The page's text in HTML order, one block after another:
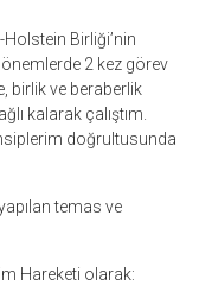
Birliği’nin
2 kez görev
birlik ve beraberlik
kalarak çalıştım.
doğrultusunda
temas ve
Hareketi olarak: